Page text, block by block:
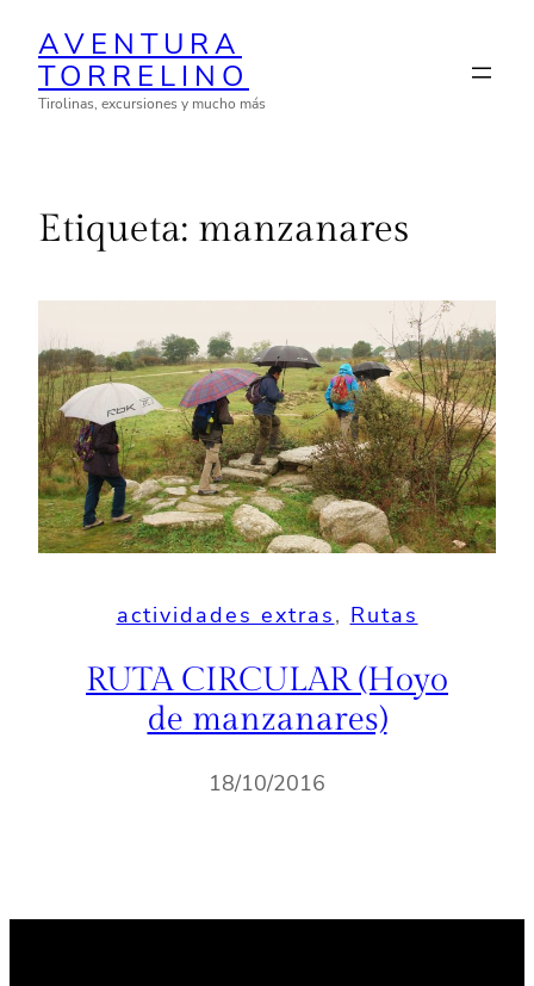
contenido
AVENTURA
TORRELINO
Tirolinas, excursiones y mucho más
Etiqueta: manzanares
actividades extras, Rutas
RUTA CIRCULAR (Hoyo
de manzanares)
18/10/2016